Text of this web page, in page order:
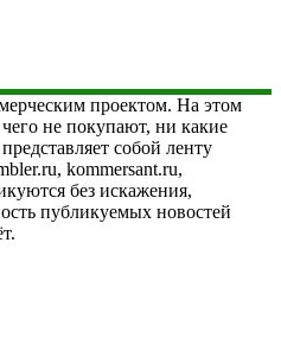
проектом. На этом
не покупают, ни какие
собой ленту
kommersant.ru,
без искажения,
публикуемых новостей